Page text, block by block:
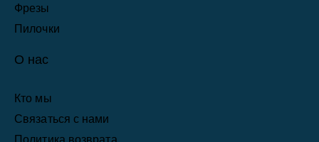
Фрезы
Пилочки
О нас
Кто мы
Связаться с нами